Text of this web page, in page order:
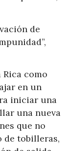
de
como
en un
iniciar una
una nueva
que no
de tobilleras,